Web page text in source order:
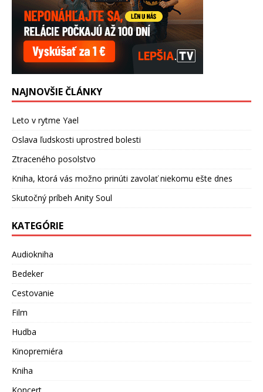
NAJNOVŠIE ČLÁNKY
Leto v rytme Yael
Oslava ľudskosti uprostred bolesti
Ztraceného posolstvo
Kniha, ktorá vás možno prinúti zavolať niekomu ešte dnes
Skutočný príbeh Anity Soul
KATEGÓRIE
Audiokniha
Bedeker
Cestovanie
Film
Hudba
Kinopremiéra
Kniha
Koncert